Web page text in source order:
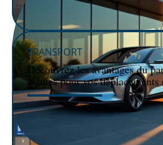
TRANSPORT
Découvrez les avantages du
Nantes pour vos